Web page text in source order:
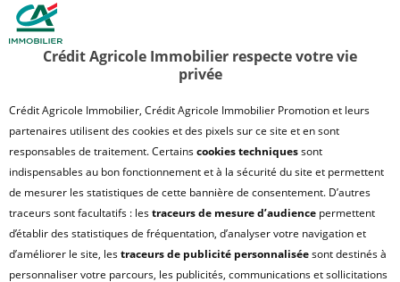
SATISFACTION CLIENT
UN PROBLÈME SUR LE SITE ?
PLAN DU SITE
QUI SOMMES NOUS ?
MODULE DE GESTION DES COOKIES
HONORAIRES TRANSACTION
Crédit Agricole Immobilier respecte votre vie
privée
Crédit Agricole Immobilier, Crédit Agricole Immobilier Promotion et leurs
partenaires utilisent des cookies et des pixels sur ce site et en sont
responsables de traitement. Certainscookies techniquessont
indispensables au bon fonctionnement et à la sécurité du site et permettent
de mesurer les statistiques de cette bannière de consentement. D’autres
traceurs sont facultatifs : lestraceurs de mesure d’audience permettent
d’établir des statistiques de fréquentation, d’analyser votre navigation et
d’améliorer le site, lestraceurs de publicité personnaliséesont destinés à
personnaliser votre parcours, les publicités, communications et sollicitations